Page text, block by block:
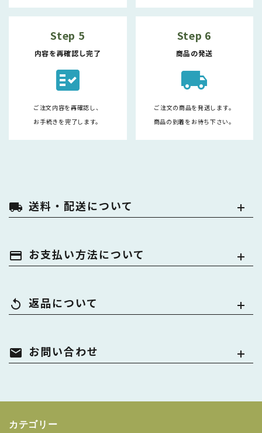
Step 5
内容を再確認し完了
fact_check
ご注文内容を再確認し、
お手続きを完了します。
Step 6
商品の発送
local_shipping
ご注文の商品を発送します。
商品の到着をお待ち下さい。
local_shipping 送料・配送について
payment お支払い方法について
replay 返品について
mail お問い合わせ
カテゴリー